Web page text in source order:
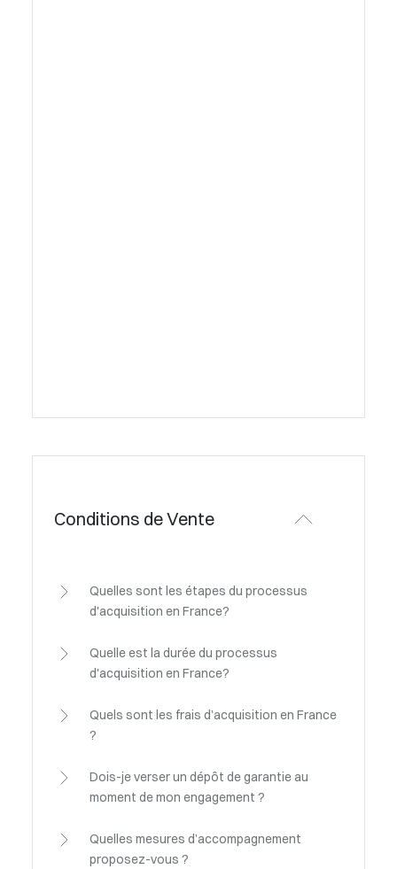
Conditions de Vente
Quelles sont les étapes du processus
d'acquisition en France?
Quelle est la durée du processus
d'acquisition en France?
Quels sont les frais d’acquisition en France
?
Dois-je verser un dépôt de garantie au
moment de mon engagement ?
Quelles mesures d’accompagnement
proposez-vous ?